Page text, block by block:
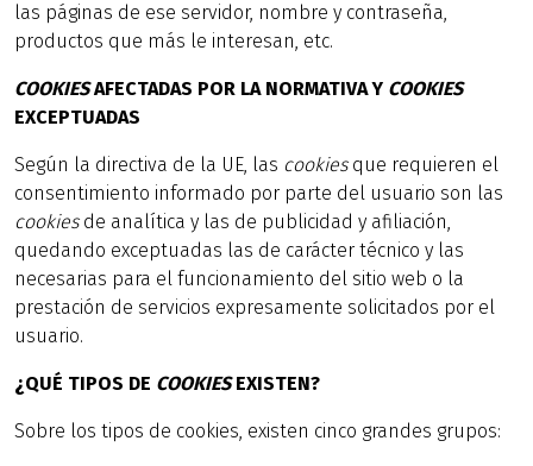
las páginas de ese servidor, nombre y contraseña,
productos que más le interesan, etc.
COOKIESAFECTADAS POR LA NORMATIVA Y COOKIES
EXCEPTUADAS
Según la directiva de la UE, las cookies que requieren el
consentimiento informado por parte del usuario son las
cookies de analítica y las de publicidad y afiliación,
quedando exceptuadas las de carácter técnico y las
necesarias para el funcionamiento del sitio web o la
prestación de servicios expresamente solicitados por el
usuario.
¿QUÉ TIPOS DE COOKIESEXISTEN?
Sobre los tipos de cookies, existen cinco grandes grupos: